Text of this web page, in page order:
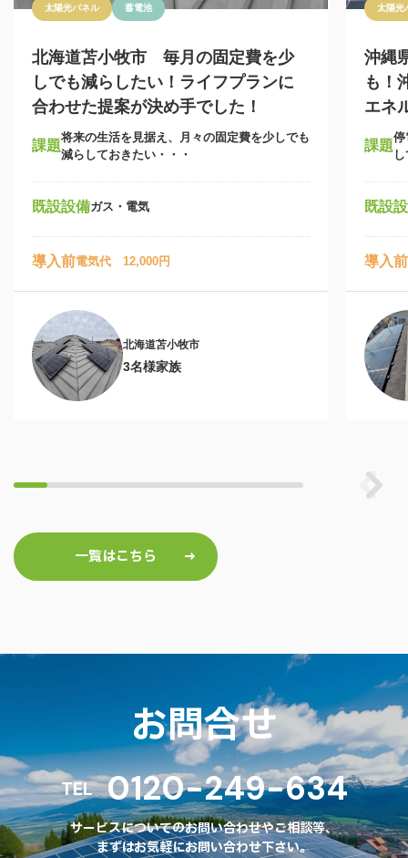
太陽光パネル 蓄電池
北海道苫小牧市 毎月の固定費を少
しでも減らしたい！ライフプランに
合わせた提案が決め手でした！
課題
将来の生活を見据え、月々の固定費を少しでも
減らしておきたい・・・
既設設備ガス・電気
導入前電気代 12,000円
北海道苫小牧市
3名様家族
太陽光
沖縄
も！
エネ
課題
停
既設
導入前
一覧はこちら
お問合せ
TEL 0120-249-634
サービスについてのお問い合わせやご相談等、
まずはお気軽にお問い合わせ下さい。